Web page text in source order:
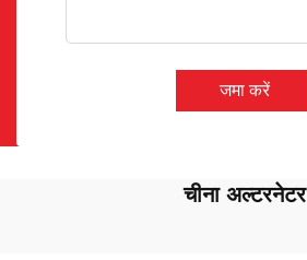
जमा करें
चीना अल्टरनेटर